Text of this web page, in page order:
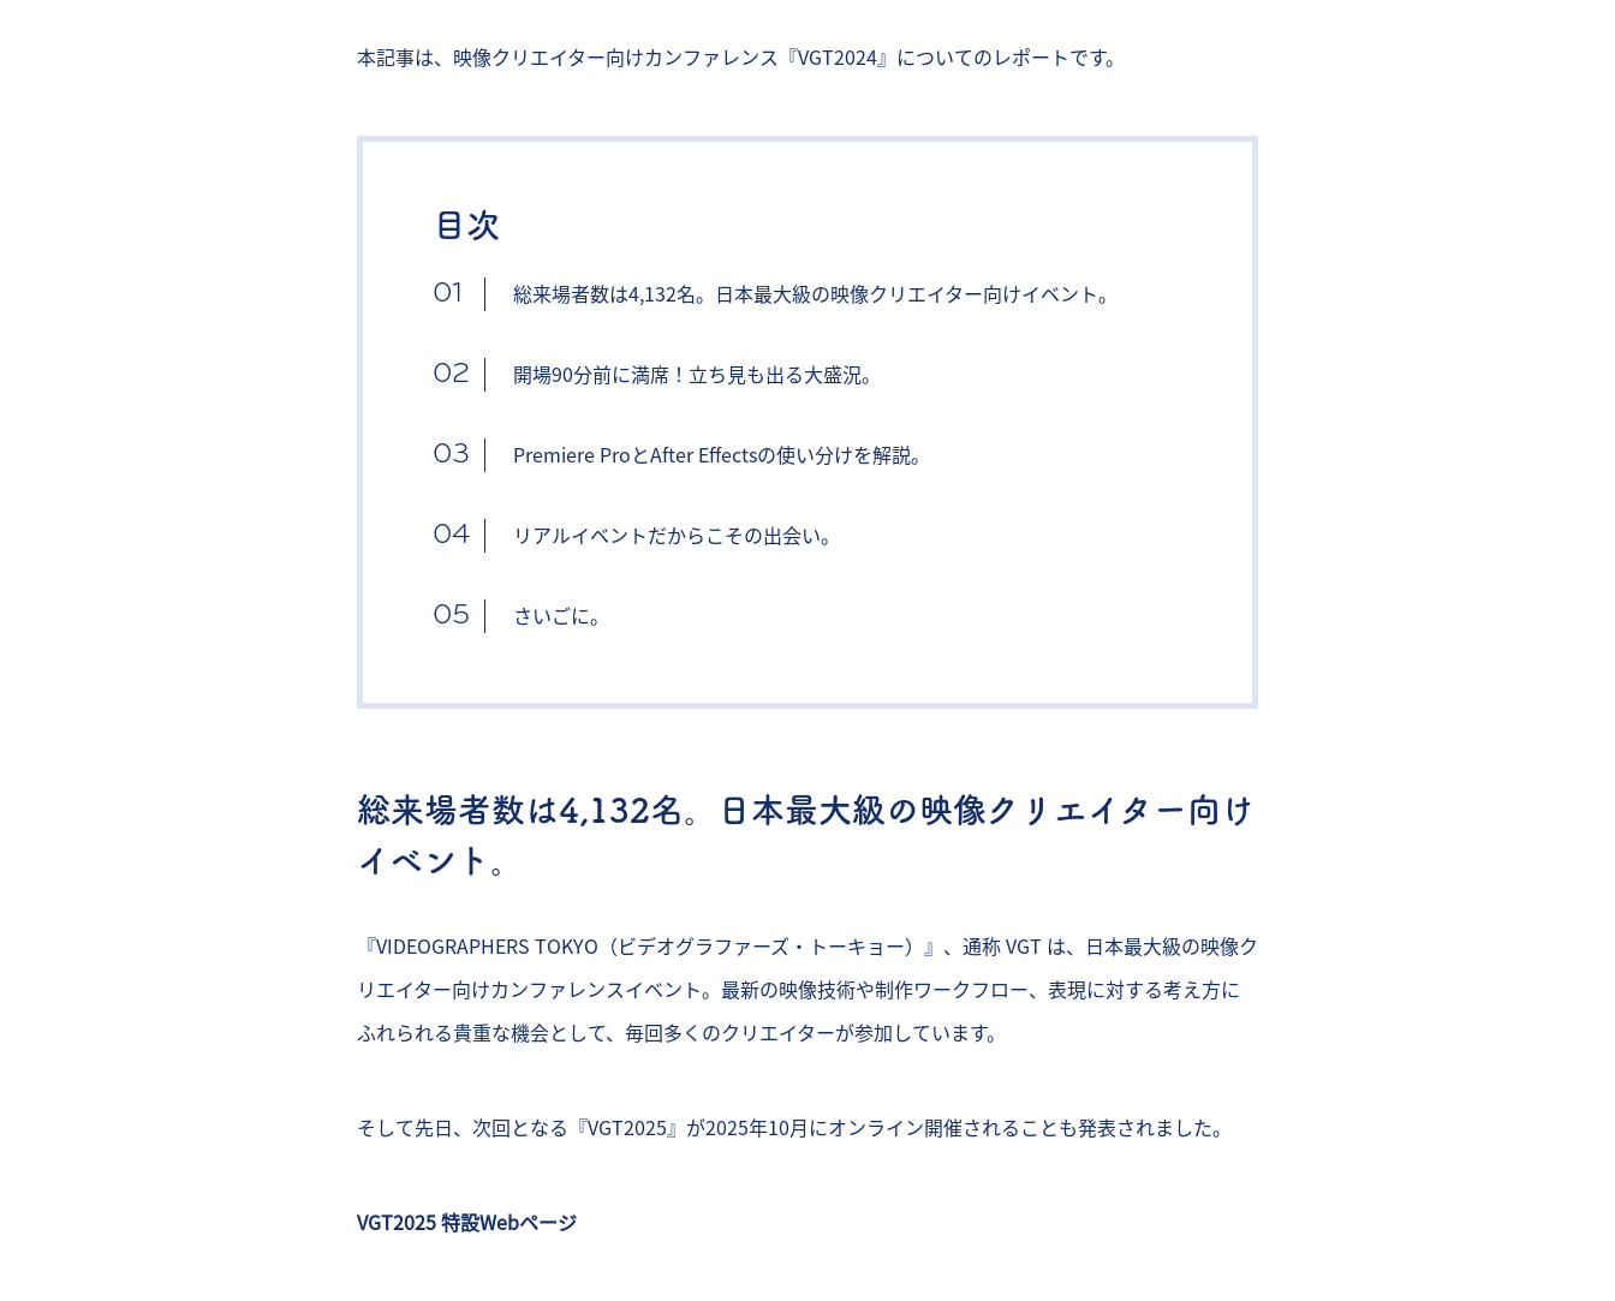
本記事は、映像クリエイター向けカンファレンス『VGT2024』についてのレポートです。
目次
総来場者数は4,132名。日本最大級の映像クリエイター向けイベント。
開場90分前に満席！立ち見も出る大盛況。
Premiere ProとAfter Effectsの使い分けを解説。
リアルイベントだからこその出会い。
さいごに。
総来場者数は4,132名。日本最大級の映像クリエイター向け
イベント。
『VIDEOGRAPHERS TOKYO（ビデオグラファーズ・トーキョー）』、通称 VGT は、日本最大級の映像ク
リエイター向けカンファレンスイベント。最新の映像技術や制作ワークフロー、表現に対する考え方に
ふれられる貴重な機会として、毎回多くのクリエイターが参加しています。
そして先日、次回となる『VGT2025』が2025年10月にオンライン開催されることも発表されました。
VGT2025 特設Webページ